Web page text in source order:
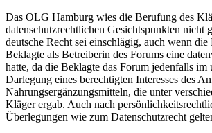
Das OLG Hamburg wies die Berufung des
datenschutzrechtlichen Gesichtspunkten nicht
deutsche Recht sei einschlägig, auch wenn
Beklagte als Betreiberin des Forums eine
hatte, da die Beklagte das Forum jedenfalls
Darlegung eines berechtigten Interesses des
Nahrungsergänzungsmitteln, die unter
Kläger ergab. Auch nach
Überlegungen wie zum Datenschutzrecht